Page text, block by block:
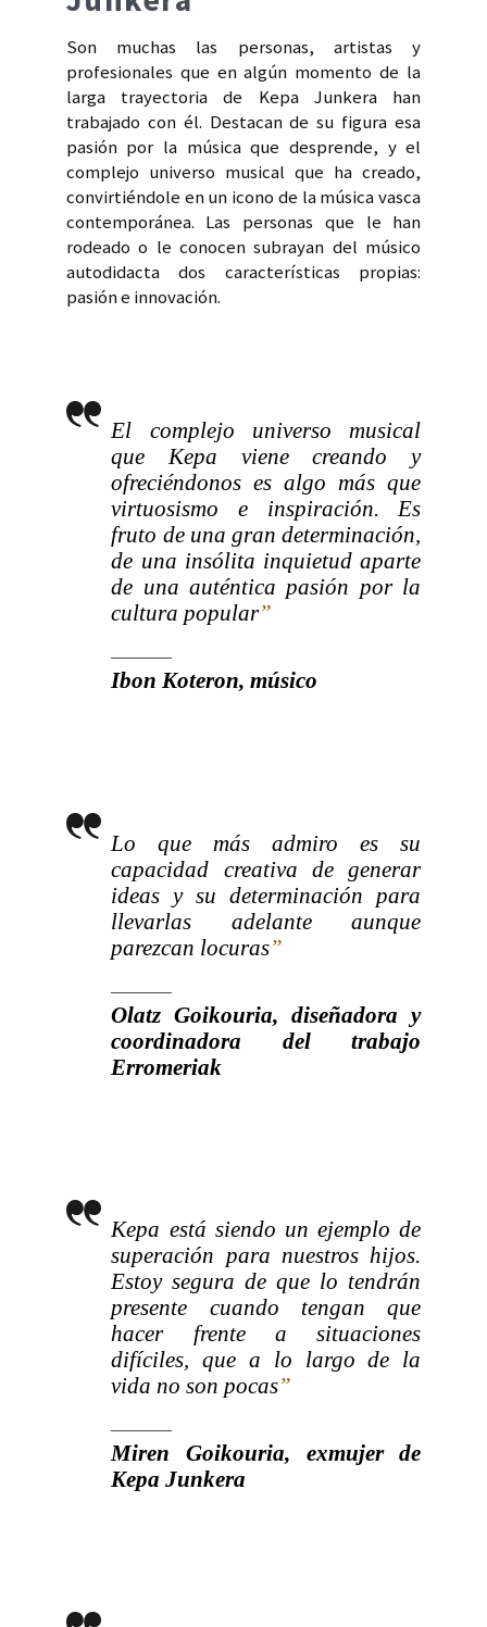
Son muchas las personas, artistas y
profesionales que en algún momento de la
larga trayectoria de Kepa Junkera han
trabajado con él. Destacan de su figura esa
pasión por la música que desprende, y el
complejo universo musical que ha creado,
convirtiéndole en un icono de la música vasca
contemporánea. Las personas que le han
rodeado o le conocen subrayan del músico
autodidacta dos características propias:
pasión e innovación.
El complejo universo musical
que Kepa viene creando y
ofreciéndonos es algo más que
virtuosismo e inspiración. Es
fruto de una gran determinación,
de una insólita inquietud aparte
de una auténtica pasión por la
cultura popular”
Ibon Koteron, músico
Lo que más admiro es su
capacidad creativa de generar
ideas y su determinación para
llevarlas adelante aunque
parezcan locuras”
Olatz Goikouria, diseñadora y
coordinadora del trabajo
Erromeriak
Kepa está siendo un ejemplo de
superación para nuestros hijos.
Estoy segura de que lo tendrán
presente cuando tengan que
hacer frente a situaciones
difíciles, que a lo largo de la
vida no son pocas”
Miren Goikouria, exmujer de
Kepa Junkera